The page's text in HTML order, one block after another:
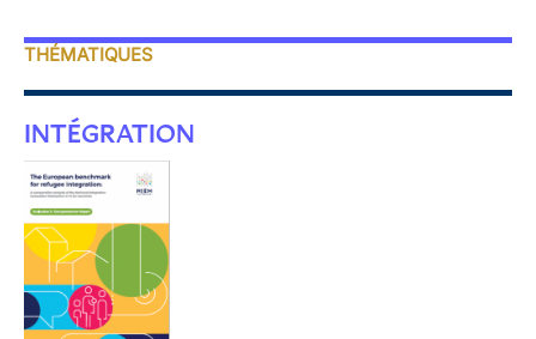
THÉMATIQUES
INTÉGRATION